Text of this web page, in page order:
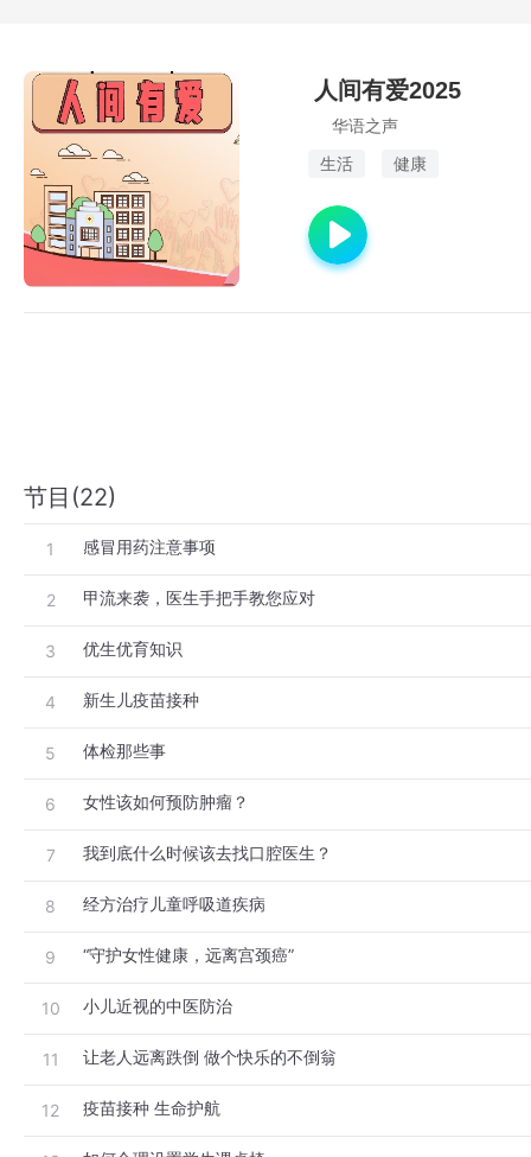
人间有爱2025
华语之声
生活
健康
节目(22)
1 感冒用药注意事项
2 甲流来袭，医生手把手教您应对
3 优生优育知识
4 新生儿疫苗接种
5 体检那些事
6 女性该如何预防肿瘤？
7 我到底什么时候该去找口腔医生？
8 经方治疗儿童呼吸道疾病
9 “守护女性健康，远离宫颈癌”
10 小儿近视的中医防治
11 让老人远离跌倒 做个快乐的不倒翁
12 疫苗接种 生命护航